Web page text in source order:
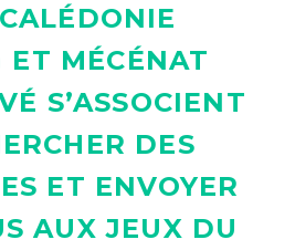
ET MÉCÉNAT
S’ASSOCIENT
DES
ET ENVOYER
AUX JEUX DU